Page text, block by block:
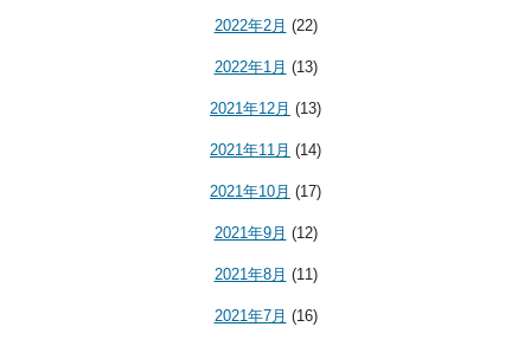
2022年2月 (22)
2022年1月 (13)
2021年12月 (13)
2021年11月 (14)
2021年10月 (17)
2021年9月 (12)
2021年8月 (11)
2021年7月 (16)